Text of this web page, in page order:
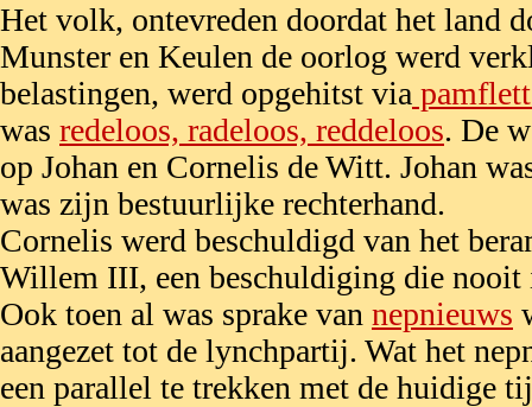
Het volk, ontevreden doordat het land
Munster en Keulen de oorlog werd
belastingen, werd opgehitst via
was redeloos, radeloos, reddeloos. De
op Johan en Cornelis de Witt. Johan
was zijn bestuurlijke rechterhand.
Cornelis werd beschuldigd van het
Willem III, een beschuldiging die nooit
Ook toen al was sprake van nepnieuws
aangezet tot de lynchpartij. Wat het
een parallel te trekken met de huidige